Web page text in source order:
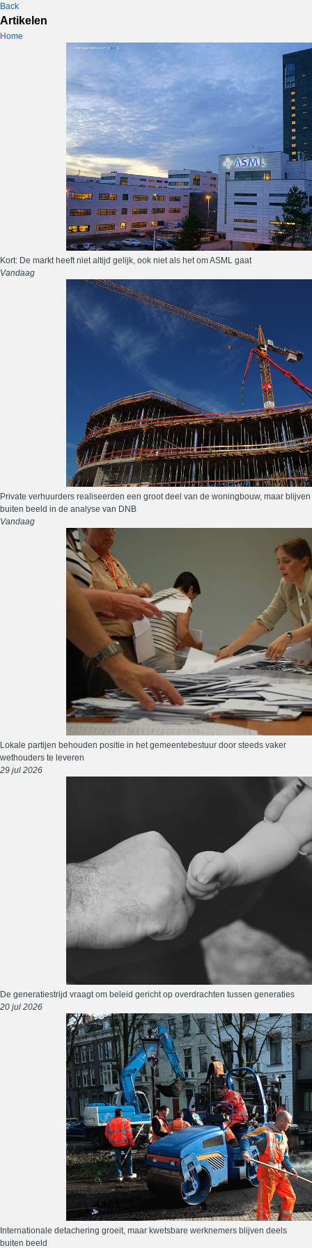
Back
Artikelen
Home
Kort: De markt heeft niet altijd gelijk, ook niet als het om ASML gaat
Vandaag
Private verhuurders realiseerden een groot deel van de woningbouw, maar blijven
buiten beeld in de analyse van DNB
Vandaag
Lokale partijen behouden positie in het gemeentebestuur door steeds vaker
wethouders te leveren
29 jul 2026
De generatiestrijd vraagt om beleid gericht op overdrachten tussen generaties
20 jul 2026
Internationale detachering groeit, maar kwetsbare werknemers blijven deels
buiten beeld